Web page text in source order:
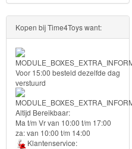
Kinderkamer
Feestartikelen
accessoires
Puzzels
Avengers
Kopen bij Time4Toys want:
Voor 15:00 besteld dezelfde dag
verstuurd
Altijd Bereikbaar:
Ma t/m Vr van 10:00 t/m 17:00
za: van 10:00 t/m 14:00
Klantenservice: